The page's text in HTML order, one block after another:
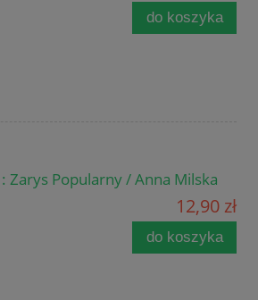
do koszyka
Zarys Popularny / Anna Milska
12,90 zł
do koszyka